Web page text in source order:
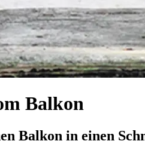
Balkon
Balkon in einen